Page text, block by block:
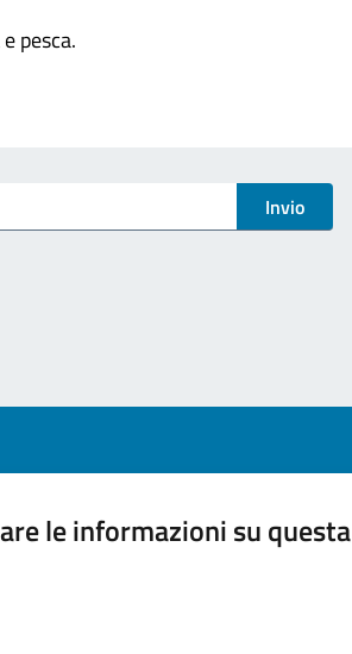
pesca.
Invio
le informazioni su questa